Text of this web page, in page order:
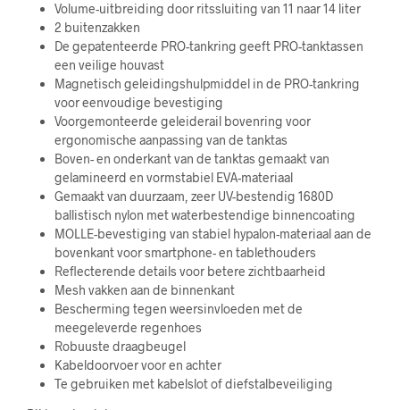
Volume-uitbreiding door ritssluiting van 11 naar 14 liter
2 buitenzakken
De gepatenteerde PRO-tankring geeft PRO-tanktassen
een veilige houvast
Magnetisch geleidingshulpmiddel in de PRO-tankring
voor eenvoudige bevestiging
Voorgemonteerde geleiderail bovenring voor
ergonomische aanpassing van de tanktas
Boven- en onderkant van de tanktas gemaakt van
gelamineerd en vormstabiel EVA-materiaal
Gemaakt van duurzaam, zeer UV-bestendig 1680D
ballistisch nylon met waterbestendige binnencoating
MOLLE-bevestiging van stabiel hypalon-materiaal aan de
bovenkant voor smartphone- en tablethouders
Reflecterende details voor betere zichtbaarheid
Mesh vakken aan de binnenkant
Bescherming tegen weersinvloeden met de
meegeleverde regenhoes
Robuuste draagbeugel
Kabeldoorvoer voor en achter
Te gebruiken met kabelslot of diefstalbeveiliging